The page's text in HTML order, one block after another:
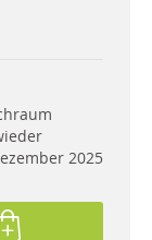
2025